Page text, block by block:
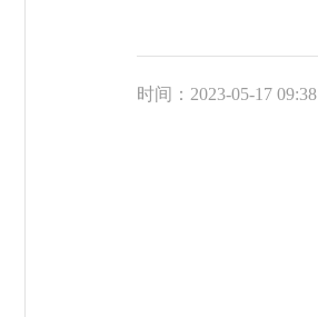
时间：2023-05-17 09:38